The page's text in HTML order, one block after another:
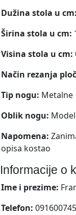
Dužina stola u cm:
Širina stola u cm:
Visina stola u cm:
Način rezanja
Tip nogu: Metalne
Oblik nogu:
Napomena:
opisa kostao
Informacije o
Ime i prezime:
Telefon: